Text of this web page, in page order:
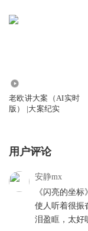
是一支牺牲最多、
日，几乎是时时
这是金盾之殇。
老欧讲大案（AI实时
版） |大案纪实
用户评论
安静mx
《闪亮的坐
使人听着很
泪盈眶，太好